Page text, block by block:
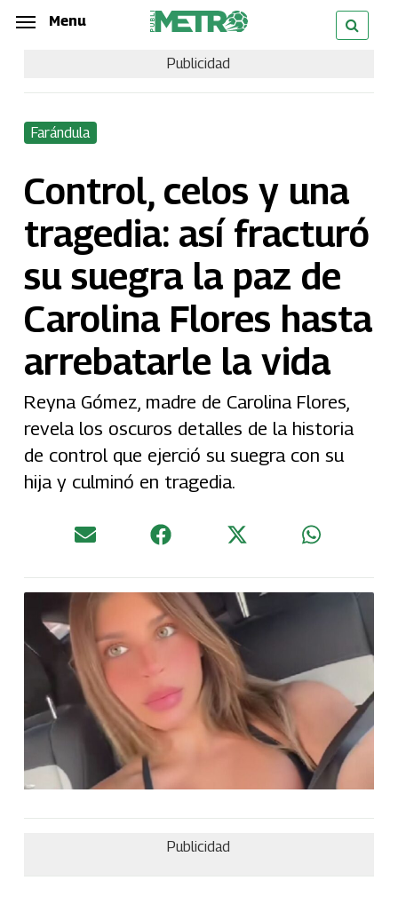
Skip
content
Menu
Publicidad
Farándula
Control, celos y una
tragedia: así fracturó
su suegra la paz de
Carolina Flores hasta
arrebatarle la vida
Reyna Gómez, madre de Carolina Flores,
revela los oscuros detalles de la historia
de control que ejerció su suegra con su
hija y culminó en tragedia.
Publicidad
Menu